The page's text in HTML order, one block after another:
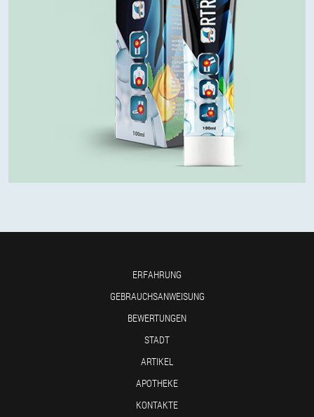
ERFAHRUNG
GEBRAUCHSANWEISUNG
BEWERTUNGEN
STADT
ARTIKEL
APOTHEKE
KONTAKTE